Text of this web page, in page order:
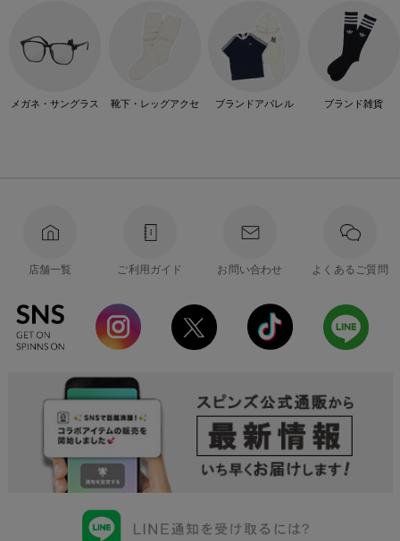
メガネ・サングラス 靴下・レッグアクセ ブランドアパレル ブランド雑貨
店舗一覧 ご利用ガイド お問い合わせ よくあるご質問